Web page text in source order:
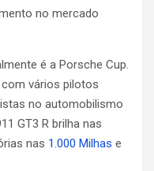
no mercado
é a Porsche Cup.
vários pilotos
no automobilismo
GT3 R brilha nas
nas 1.000 Milhas e